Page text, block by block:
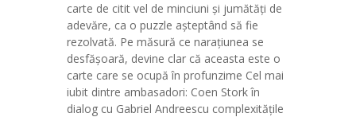
carte de citit vel de minciuni și jumătăți de
adevăre, ca o puzzle așteptând să fie
rezolvată. Pe măsură ce narațiunea se
desfășoară, devine clar că aceasta este o
carte care se ocupă în profunzime Cel mai
iubit dintre ambasadori: Coen Stork în
dialog cu Gabriel Andreescu complexitățile